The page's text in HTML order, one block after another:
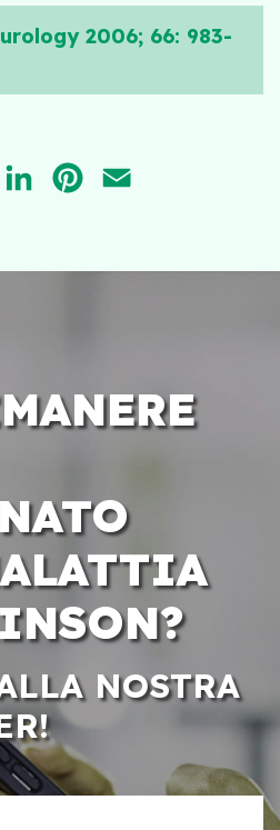
2006; 66: 983-
LINKEDINPINTEREST
NOSTRA